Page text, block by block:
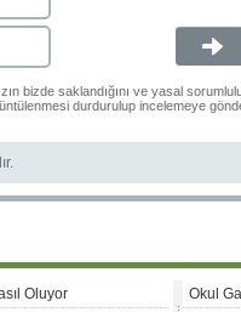
bizde saklandığını ve yasal
durdurulup incelemeye
Oluyor
Okul